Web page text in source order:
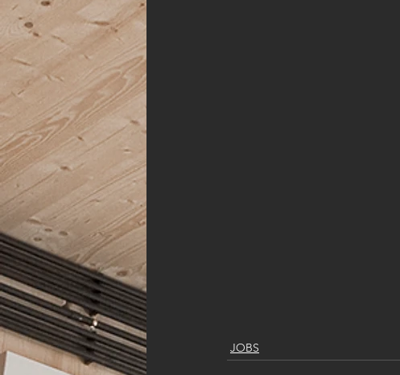
JOBS